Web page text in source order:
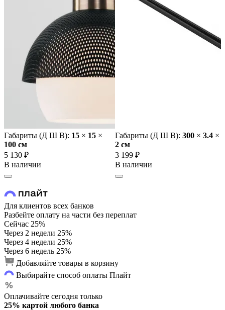
Габариты (Д Ш В): 15 × 15 ×
100 cм
5 130 ₽
В наличии
Габариты (Д Ш В): 300 × 3.4 ×
2 cм
3 199 ₽
В наличии
Для клиентов всех банков
Разбейте оплату на части без переплат
Сейчас 25%
Через 2 недели 25%
Через 4 недели 25%
Через 6 недель 25%
Добавляйте товары в корзину
Выбирайте способ оплаты Плайт
Оплачивайте сегодня только
25% картой любого банка